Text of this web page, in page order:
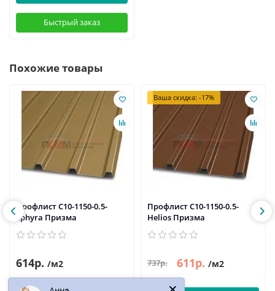
Быстрый заказ
Похожие товары
Профлист С10-1150-0.5-
Ephyra Призма
614р. /м2
Ваша скидка: -17%
Профлист С10-1150-0.5-
Helios Призма
737р. 611р. /м2